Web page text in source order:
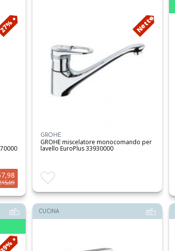
Netto
GROHE
GROHE miscelatore monocomando per
lavello EuroPlus 33930000
Aggiungi ai preferiti
CUCINA